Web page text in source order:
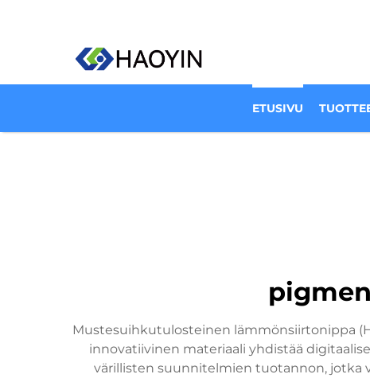
ETUSIVU
Mustesuihkutulosteinen lämmönsiirtonippa
innovatiivinen materiaali yhdistää
värillisten suunnitelmien tuotannon, jotka